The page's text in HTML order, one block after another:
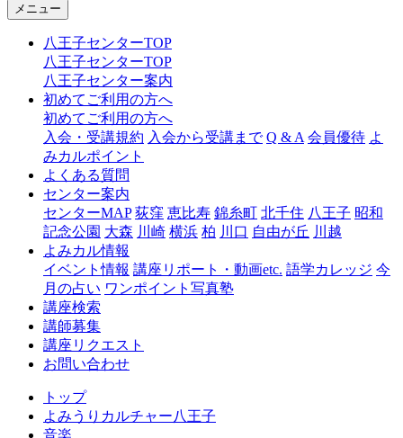
ャ
王
メニュー
八王子センターTOP
八王子センターTOP
八王子センター案内
初めてご利用の方へ
初めてご利用の方へ
入会・受講規約 入会から受講まで Q & A 会員優待 よ
みカルポイント
よくある質問
センター案内
センターMAP 荻窪 恵比寿 錦糸町 北千住 八王子 昭和
記念公園 大森 川崎 横浜 柏 川口 自由が丘 川越
よみカル情報
イベント情報 講座リポート・動画etc. 語学カレッジ 今
月の占い ワンポイント写真塾
講座検索
講師募集
講座リクエスト
お問い合わせ
トップ
よみうりカルチャー八王子
音楽